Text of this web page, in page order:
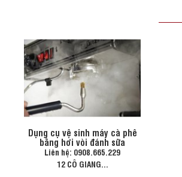
Dụng cụ vệ sinh máy cà phê
bằng hơi vòi đánh sữa
Liên hệ: 0908.665.229
12 CÔ GIANG...